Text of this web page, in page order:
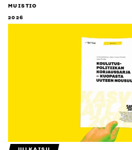
MUISTIO
2026